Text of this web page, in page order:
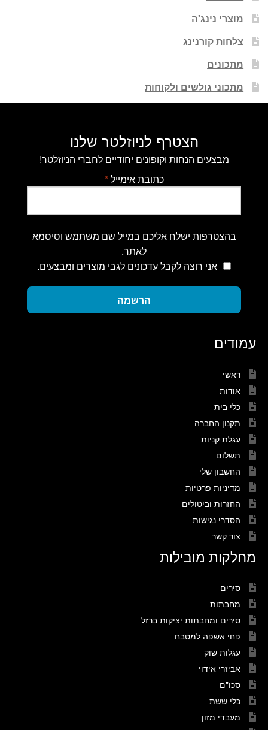
מוצרי נינג'ה
צלחות קורנינג
מתכונים
מתכוני גולשים ולקוחות
הצטרף לניוזלטר שלנו
מבצעים הנחות וקופונים יחודיים לחברי הניוזלטר!
כתובת אימייל*
בהצטרפות ישלח אליכם במייל שם משתמש וסיסמא
לאתר.
אני רוצה לקבל עדכונים לגבי מוצרים ומבצעים.
הרשמה
עמודים
ראשי
אודות
כלי בית
תקנון החברה
עגלת קניות
תשלום
החשבון שלי
מדיניות פרטיות
החזרות וביטולים
הסדרי נגישות
צור קשר
מחלקות מובילות
סירים
מחבתות
סירים ומחבתות יציקות ברזל
פחי אשפה למטבח
עגלות שוק
אביזרי אידוי
סכו"ם
כלי ששת
מעבדי מזון